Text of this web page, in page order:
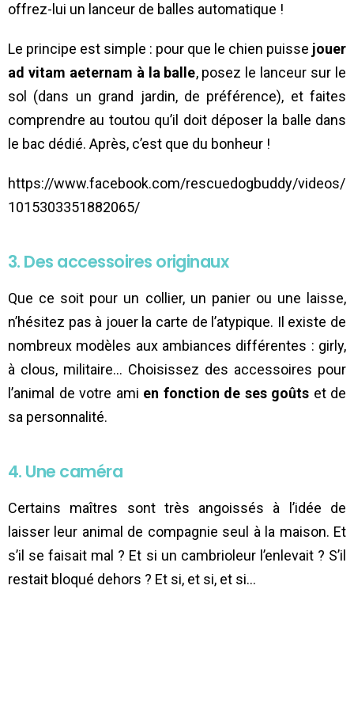
offrez-lui un lanceur de balles automatique !
Le principe est simple : pour que le chien puisse jouer
ad vitam aeternam à la balle, posez le lanceur sur le
sol (dans un grand jardin, de préférence), et faites
comprendre au toutou qu’il doit déposer la balle dans
le bac dédié. Après, c’est que du bonheur !
https://www.facebook.com/rescuedogbuddy/videos/
1015303351882065/
3. Des accessoires originaux
Que ce soit pour un collier, un panier ou une laisse,
n’hésitez pas à jouer la carte de l’atypique. Il existe de
nombreux modèles aux ambiances différentes : girly,
à clous, militaire… Choisissez des accessoires pour
l’animal de votre ami en fonction de ses goûts et de
sa personnalité.
4. Une caméra
Certains maîtres sont très angoissés à l’idée de
laisser leur animal de compagnie seul à la maison. Et
s’il se faisait mal ? Et si un cambrioleur l’enlevait ? S’il
restait bloqué dehors ? Et si, et si, et si…